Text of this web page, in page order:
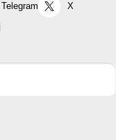
Telegram X